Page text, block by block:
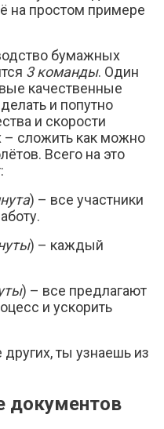
на простом примере
бумажных
3 команды. Один
качественные
и попутно
и скорости
– сложить как можно
Всего на это
) – все участники
) – каждый
) – все предлагают
и ускорить
ты узнаешь из
документов